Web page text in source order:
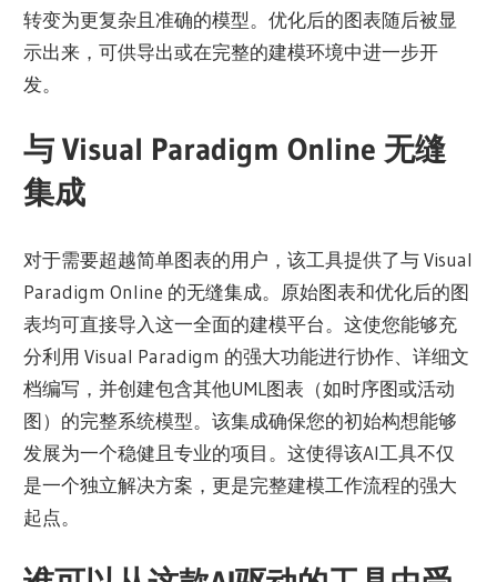
转变为更复杂且准确的模型。优化后的图表随后被显
示出来，可供导出或在完整的建模环境中进一步开
发。
与 Visual Paradigm Online 无缝
集成
对于需要超越简单图表的用户，该工具提供了与 Visual
Paradigm Online 的无缝集成。原始图表和优化后的图
表均可直接导入这一全面的建模平台。这使您能够充
分利用 Visual Paradigm 的强大功能进行协作、详细文
档编写，并创建包含其他UML图表（如时序图或活动
图）的完整系统模型。该集成确保您的初始构想能够
发展为一个稳健且专业的项目。这使得该AI工具不仅
是一个独立解决方案，更是完整建模工作流程的强大
起点。